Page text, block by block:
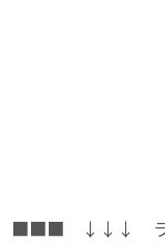
■■■ ↓↓↓ ラン